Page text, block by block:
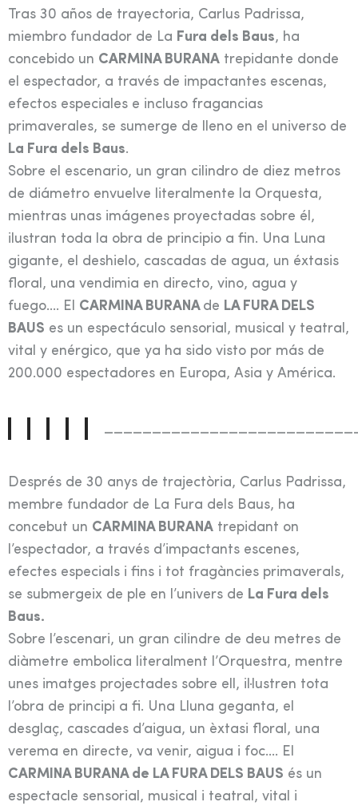
Tras 30 años de trayectoria, Carlus Padrissa,
miembro fundador de La Fura dels Baus, ha
concebido un CARMINA BURANA trepidante donde
el espectador, a través de impactantes escenas,
efectos especiales e incluso fragancias
primaverales, se sumerge de lleno en el universo de
La Fura dels Baus.
Sobre el escenario, un gran cilindro de diez metros
de diámetro envuelve literalmente la Orquesta,
mientras unas imágenes proyectadas sobre él,
ilustran toda la obra de principio a fin. Una Luna
gigante, el deshielo, cascadas de agua, un éxtasis
floral, una vendimia en directo, vino, agua y
fuego…. El CARMINA BURANA de LA FURA DELS
BAUS es un espectáculo sensorial, musical y teatral,
vital y enérgico, que ya ha sido visto por más de
200.000 espectadores en Europa, Asia y América.
Després de 30 anys de trajectòria, Carlus Padrissa,
membre fundador de La Fura dels Baus, ha
concebut un CARMINA BURANA trepidant on
l’espectador, a través d’impactants escenes,
efectes especials i fins i tot fragàncies primaverals,
se submergeix de ple en l’univers de La Fura dels
Baus.
Sobre l’escenari, un gran cilindre de deu metres de
diàmetre embolica literalment l’Orquestra, mentre
unes imatges projectades sobre ell, il·lustren tota
l’obra de principi a fi. Una Lluna geganta, el
desglaç, cascades d’aigua, un èxtasi floral, una
verema en directe, va venir, aigua i foc…. El
CARMINA BURANA de LA FURA DELS BAUS és un
espectacle sensorial, musical i teatral, vital i